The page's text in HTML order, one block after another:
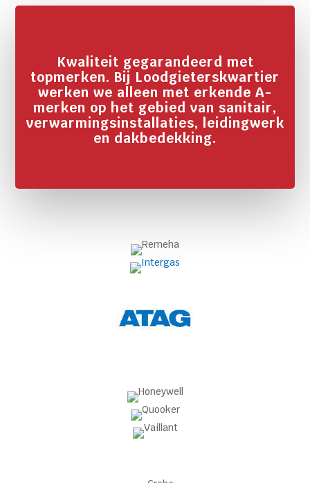
Kwaliteit gegarandeerd met
topmerken. Bij Loodgieterskwartier
werken we alleen met erkende A-
merken op het gebied van sanitair,
verwarmingsinstallaties, leidingwerk
en dakbedekking.